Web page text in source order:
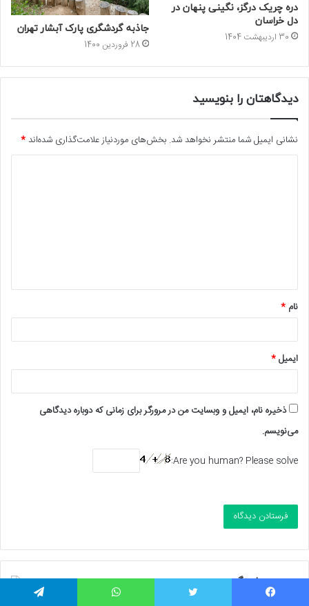
دره چریک درگز، نگینی پنهان در
دل خراسان
30 اردیبهشت 1404
جاذبه گردشگری پارک آبشار تهران
28 فروردین 1400
دیدگاهتان را بنویسید
نشانی ایمیل شما منتشر نخواهد شد. بخش‌های موردنیاز علامت‌گذاری شده‌اند*
*
نام *
ایمیل*
ذخیره نام، ایمیل و وبسایت من در مرورگر برای زمانی که دوباره دیدگاهی
می‌نویسم.
Are you human? Please solve:
جهت هماهنگی